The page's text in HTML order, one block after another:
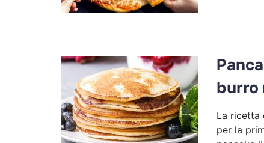
burro
La ricetta
per la